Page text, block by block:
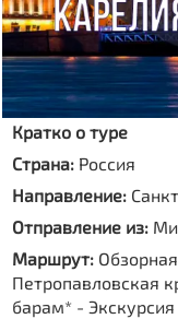
Кратко о туре
Страна: Россия
Направление:
Отправление из:
Маршрут:
Петропавловская
барам* -